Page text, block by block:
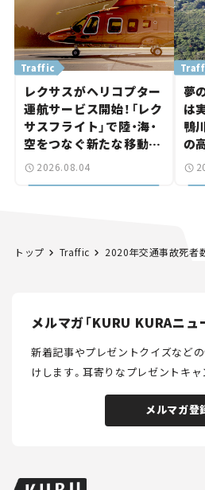
レクサスがヘリコプター
運航サービス開始！「レク
サスフライト」で陸・海・
空をつなぐ新たな移動体
験とは
Traffic
2026.08.04
夢
は
鴨
の
状
トップ Traffic 2020年交通事故死者数は過去最少。最多は53年ぶりに東京
メルマガ「KURU KURAニュ
新着記事やプレゼントクイズなど
けします。耳寄りなプレゼントキャ
メルマガ登